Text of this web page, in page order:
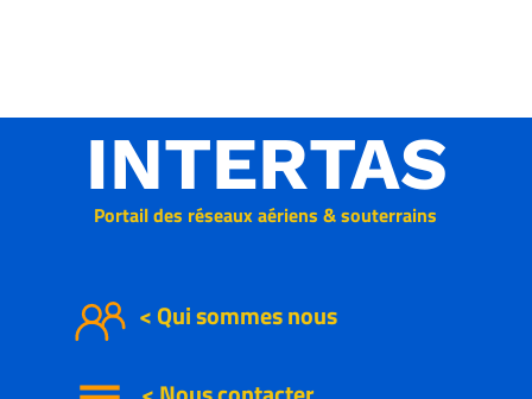
INTERTAS
< Qui sommes nous
Portail des réseaux aériens & souterrains